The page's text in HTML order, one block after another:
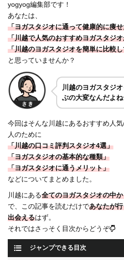
yogyog編集部です！
あなたは、
「ヨガスタジオに通って健康的に痩
「川越で人気のおすすめヨガスタジ
「川越のヨガスタジオを簡単に比較
と思っていませんか？
川越のヨガスタジ
ぶの大変なんだよね
今回はそんな川越にあるおすすめ人
人のために
「川越の口コミ評判スタジオ4選」
「ヨガスタジオの基本的な種類」
「ヨガスタジオに通うメリット」
などについてまとめました。
川越にある全てのヨガスタジオの中
で、この記事を読むだけであなたが
出会えるはず。
それではさっそく目次からどうぞ
ジャンプできる目次